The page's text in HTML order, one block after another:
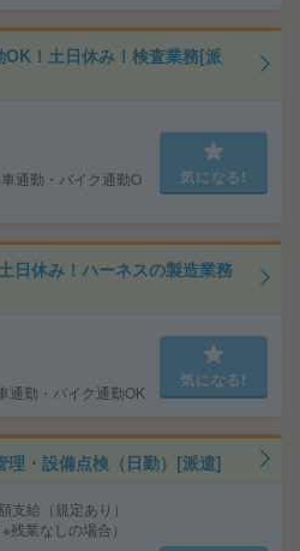
！土日休み！検査業務[派
通勤・バイク通勤O
気になる!
日休み！ハーネスの製造業務
勤・バイク通勤OK
気になる!
理・設備点検（日勤）[派遣]
支給（規定あり）
残業なしの場合）